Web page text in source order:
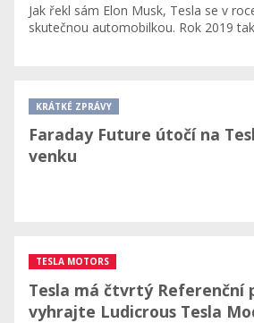
Jak řekl sám Elon Musk, Tesla se v
skutečnou automobilkou. Rok 2019
Faraday Future útočí na
venku
KRÁTKÉ ZPRÁVY
Tesla má čtvrtý Referenční
vyhrajte Ludicrous Tesla
TESLA MOTORS